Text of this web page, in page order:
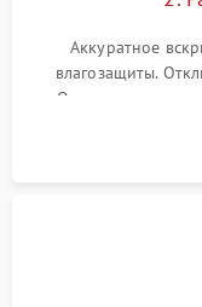
Аккуратное
влагозащиты.
Очистка
обработка